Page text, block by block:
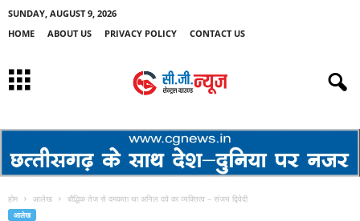
SUNDAY, AUGUST 9, 2026
HOME
ABOUT US PRIVACY POLICY CONTACT US
होम आलेख बौद्धिक तेज से दमकता था अनिल दवे का व्यक्तित्व – संजय द्विवेदी
आलेख